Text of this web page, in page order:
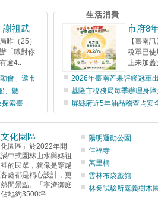
謝祖武
昨（25）
「職對你
逾4..
會」邀市
、聽
探索臺
生活消費
市府8
【臺南
稅單已使
上未加蓋
2026年臺南芒果評鑑冠軍
基隆市稅務局每季辦理身
屏縣府近5年油品稽查均安
化園區
園區」於2022年開
中式園林山水與媽祖
的民眾，就像是穿越
處都是精心設計，更
間景點。「寧濟御庭
地約3500坪 ..
陽明運動公園
佳福寺
萬里桐
雲林布袋戲館
林業試驗所嘉義樹木園